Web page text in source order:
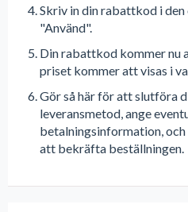
Skriv in din rabattkod i
"Använd".
Din rabattkod kommer nu
priset kommer att visas i
Gör så här för att slutföra
leveransmetod, ange
betalningsinformation,
att bekräfta beställningen.